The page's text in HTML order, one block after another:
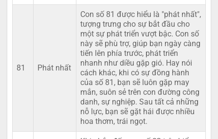
81 Phát nhất
Con số 81 được hiểu là "phát nhất",
tượng trưng cho sự bắt đầu cho
một sự phát triển vượt bậc. Con số
này sẽ phù trợ, giúp bạn ngày càng
tiến lên phía trước, phát triển
nhanh như diều gặp gió. Hay nói
cách khác, khi có sự đồng hành
của số 81, bạn sẽ luôn gặp may
mắn, suôn sẻ trên con đường công
danh, sự nghiệp. Sau tất cả những
nỗ lực, bạn sẽ gặt hái được nhiều
hoa thơm, trái ngọt.